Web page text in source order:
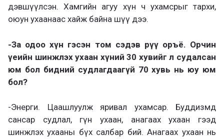
дэвшүүлсэн. Хамгийн агуу хүн ч ухамсрыг тархи,
оюун ухаанаас хайж байна шүү дээ.
-За одоо хүн гэсэн том сэдэв рүү оръё. Орчин
үеийн шинжлэх ухаан хүний 30 хувийг л судалсан
юм бол бидний судлагдаагүй 70 хувь нь юу юм
бол?
-Энерги. Цаашлуулж яривал ухамсар. Буддизмд
сансар судлал, гүн ухаан, анагаах ухаан гээд
шинжлэх ухааны бүх салбар бий. Анагаах ухаан нь